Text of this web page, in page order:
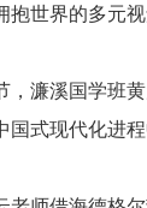
世界的多元视
，濂溪国学班
式现代化进